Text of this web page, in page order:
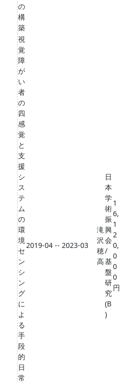
の
構
築
視
覚
障
が
い
者
の
四
感
覚
と
支
援
シ
ス
テ
ム
の
環
境
セ
ン
シ
ン
グ
に
よ
る
手
段
的
日
常
2019-04 -- 2023-03
滝
沢
穂
高
日
本
学
術
振
興
会
/
基
盤
研
究
(B
)
1
6,
1
2
0,
0
0
0
円